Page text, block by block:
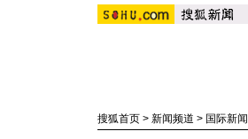
搜狐首页 > 新闻频道 > 国际新闻